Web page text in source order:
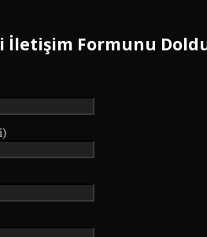
İletişim Formunu